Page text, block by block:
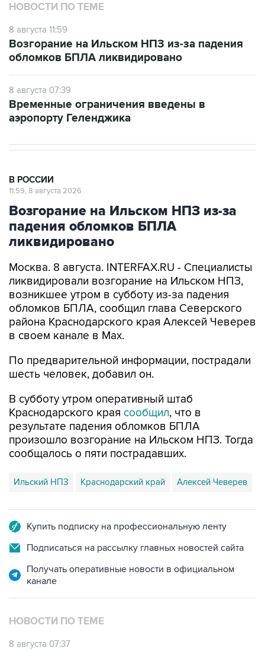
НОВОСТИ ПО ТЕМЕ
8 августа 11:59
Возгорание на Ильском НПЗ из-за падения
обломков БПЛА ликвидировано
8 августа 07:39
Временные ограничения введены в
аэропорту Геленджика
В РОССИИ
11:59, 8 августа 2026
Возгорание на Ильском НПЗ из-за
падения обломков БПЛА
ликвидировано
Москва. 8 августа. INTERFAX.RU - Специалисты
ликвидировали возгорание на Ильском НПЗ,
возникшее утром в субботу из-за падения
обломков БПЛА, сообщил глава Северского
района Краснодарского края Алексей Чеверев
в своем канале в Max.
По предварительной информации, пострадали
шесть человек, добавил он.
В субботу утром оперативный штаб
Краснодарского края сообщил, что в
результате падения обломков БПЛА
произошло возгорание на Ильском НПЗ. Тогда
сообщалось о пяти пострадавших.
Ильский НПЗ Краснодарский край Алексей Чеверев
Купить подписку на профессиональную ленту
Подписаться на рассылку главных новостей сайта
Получать оперативные новости в официальном
канале
НОВОСТИ ПО ТЕМЕ
8 августа 07:37